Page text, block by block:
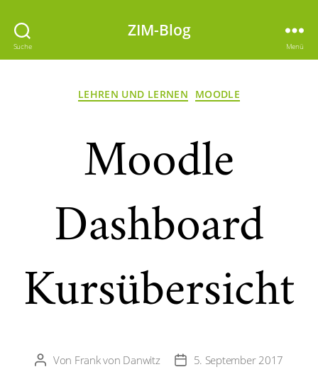
Suche
ZIM-Blog
Menü
Kategorien
LEHREN UND LERNEN MOODLE
Moodle
Dashboard
Kursübersicht
Beitragsautor
Von Frank von Danwitz Veröffentlichungsdatum
5. September 2017